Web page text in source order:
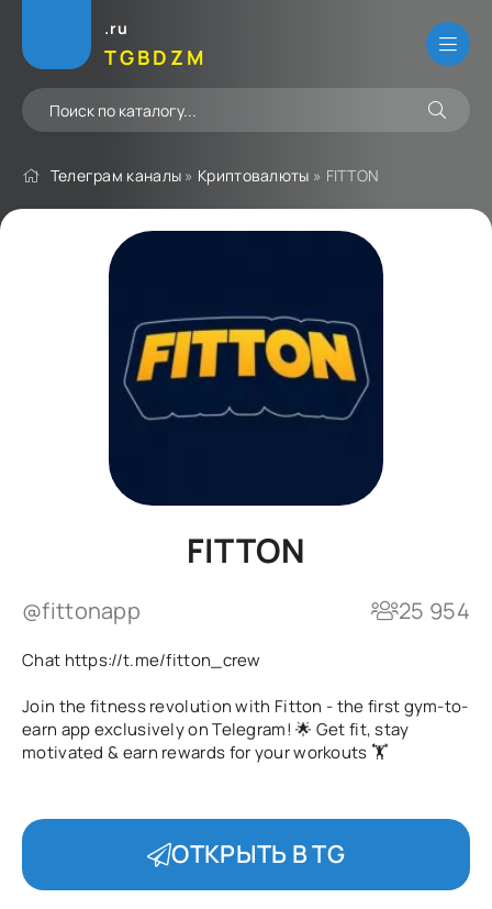
.ru
TGBDZM
Телеграм каналы » Криптовалюты » FITTON
FITTON
@fittonapp 25 954
Chat https://t.me/fitton_crew
Join the fitness revolution with Fitton - the first gym-to-
earn app exclusively on Telegram! 🌟 Get fit, stay
motivated & earn rewards for your workouts 🏋
ОТКРЫТЬ В TG